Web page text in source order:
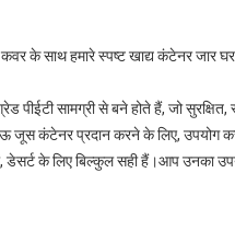
कवर के साथ हमारे स्पष्ट खाद्य कंटेनर
पीईटी सामग्री से बने होते हैं, जो
जूस कंटेनर प्रदान करने के लिए, उपयोग
डेसर्ट के लिए बिल्कुल सही हैं।आप उनका